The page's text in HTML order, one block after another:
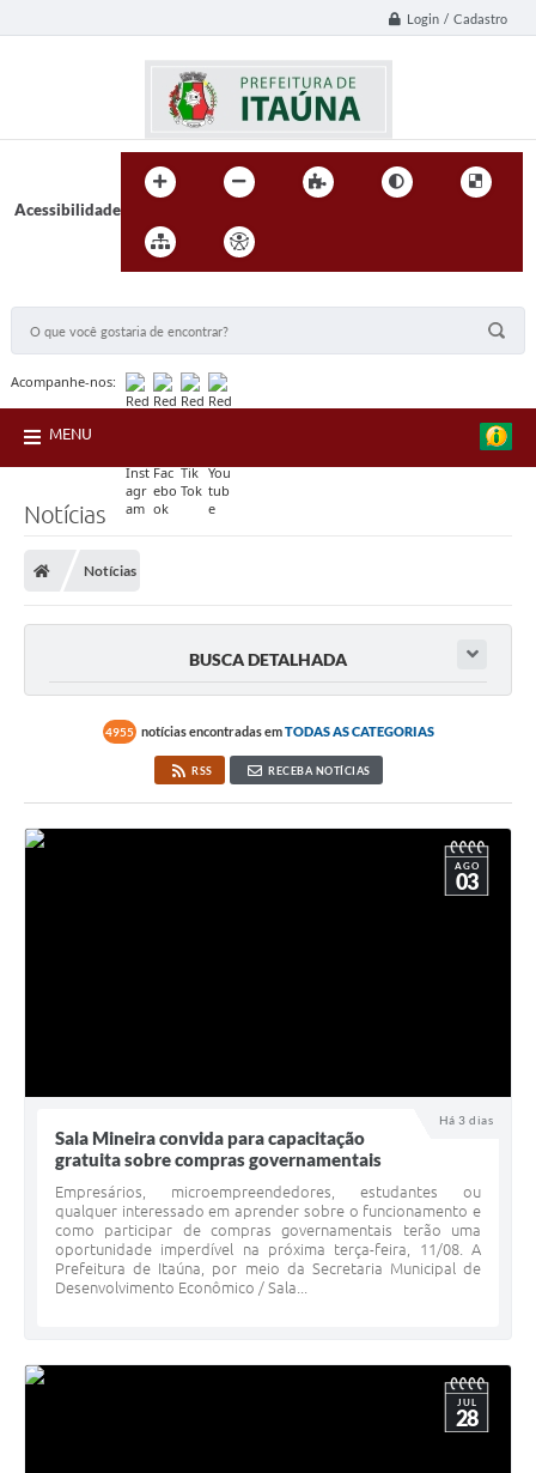
Login / Cadastro
Acessibilidade
Acompanhe-nos:
MENU
Notícias
Notícias
BUSCA DETALHADA
4955 notícias encontradas emTODAS AS CATEGORIAS
RSS RECEBA NOTÍCIAS
Há 3 dias
AGO
03
Sala Mineira convida para capacitação
gratuita sobre compras governamentais
Empresários, microempreendedores, estudantes ou
qualquer interessado em aprender sobre o funcionamento e
como participar de compras governamentais terão uma
oportunidade imperdível na próxima terça-feira, 11/08. A
Prefeitura de Itaúna, por meio da Secretaria Municipal de
Desenvolvimento Econômico / Sala...
JUL
28